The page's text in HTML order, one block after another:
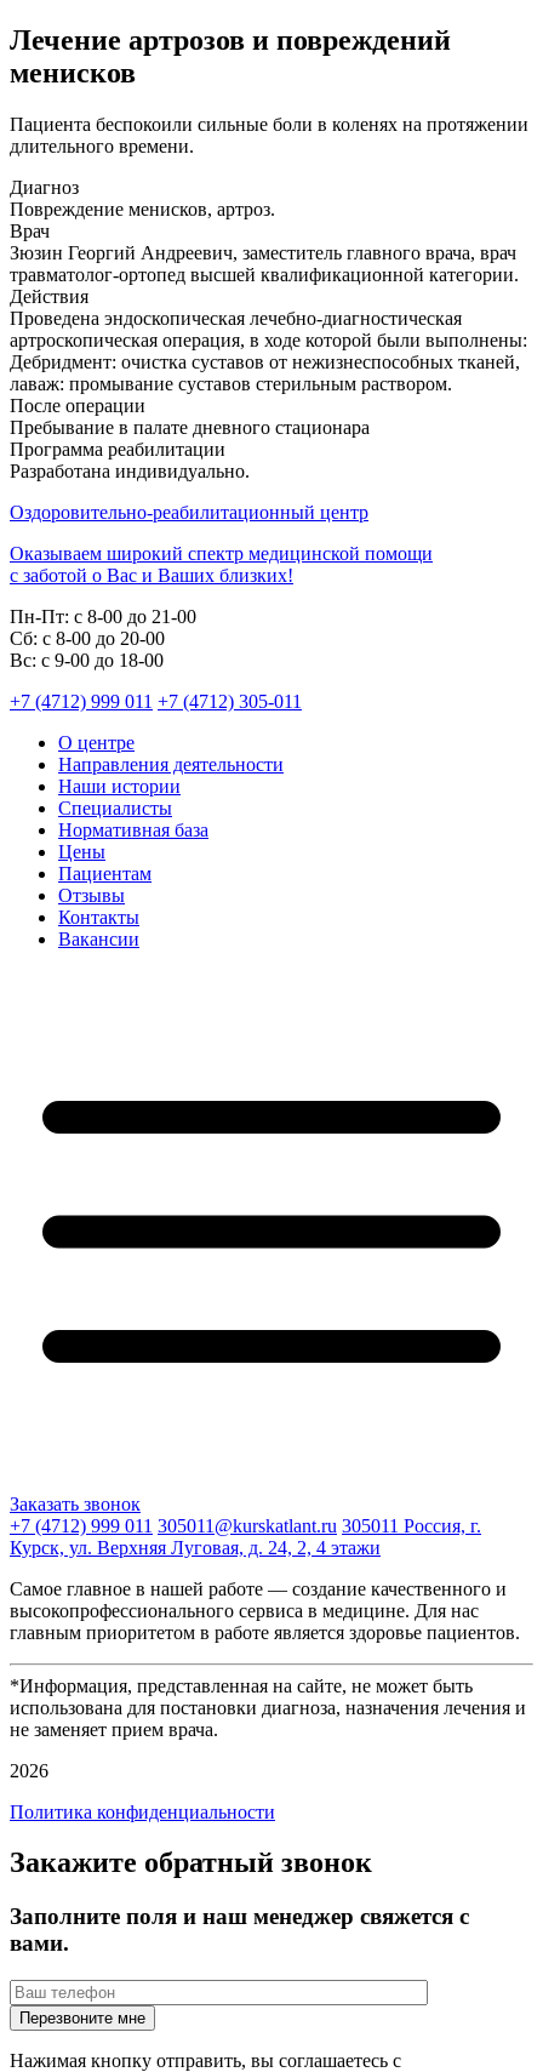
Лечение артрозов и повреждений
менисков
Пациента беспокоили сильные боли в коленях на протяжении
длительного времени.
Диагноз
Повреждение менисков, артроз.
Врач
Зюзин Георгий Андреевич, заместитель главного врача, врач
травматолог-ортопед высшей квалификационной категории.
Действия
Проведена эндоскопическая лечебно-диагностическая
артроскопическая операция, в ходе которой были выполнены:
Дебридмент: очистка суставов от нежизнеспособных тканей,
лаваж: промывание суставов стерильным раствором.
После операции
Пребывание в палате дневного стационара
Программа реабилитации
Разработана индивидуально.
Оздоровительно-реабилитационный центр
Оказываем широкий спектр медицинской помощи
с заботой о Вас и Ваших близких!
Пн-Пт: с 8-00 до 21-00
Cб: с 8-00 до 20-00
Вс: с 9-00 до 18-00
+7 (4712) 999 011 +7 (4712) 305-011
О центре
Направления деятельности
Наши истории
Специалисты
Нормативная база
Цены
Пациентам
Отзывы
Контакты
Вакансии
Заказать звонок
+7 (4712) 999 011 305011@kurskatlant.ru 305011 Россия, г.
Курск, ул. Верхняя Луговая, д. 24, 2, 4 этажи
Самое главное в нашей работе — создание качественного и
высокопрофессионального сервиса в медицине. Для нас
главным приоритетом в работе является здоровье пациентов.
*Информация, представленная на сайте, не может быть
использована для постановки диагноза, назначения лечения и
не заменяет прием врача.
2026
Политика конфиденциальности
Закажите обратный звонок
Заполните поля и наш менеджер свяжется с
вами.
Нажимая кнопку отправить, вы соглашаетесь с